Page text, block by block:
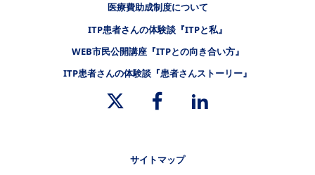
医療費助成制度について
ITP患者さんの体験談『ITPと私』
WEB市民公開講座『ITPとの向き合い方』
ITP患者さんの体験談『患者さんストーリー』
サイトマップ